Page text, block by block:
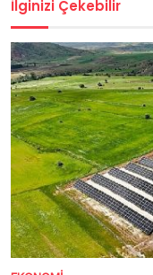
İlginizi Çekebilir